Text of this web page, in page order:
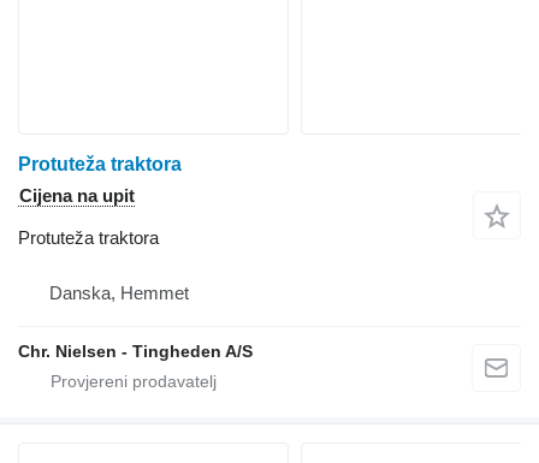
Protuteža traktora
Cijena na upit
Protuteža traktora
Danska, Hemmet
Chr. Nielsen - Tingheden A/S